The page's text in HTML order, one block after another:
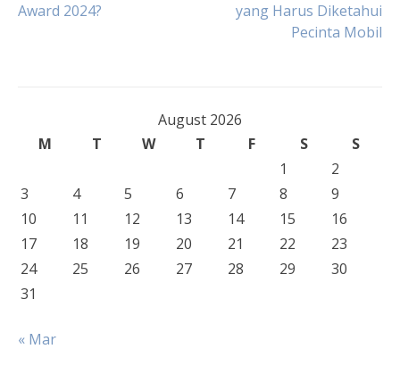
navigation
Award 2024?
yang Harus Diketahui
Pecinta Mobil
August 2026
M
T W T F S
S
1
2
3
4 5 6 7 8
9
10
11 12 13 14 15
16
17
18 19 20 21 22
23
24
25 26 27 28 29
30
31
« Mar